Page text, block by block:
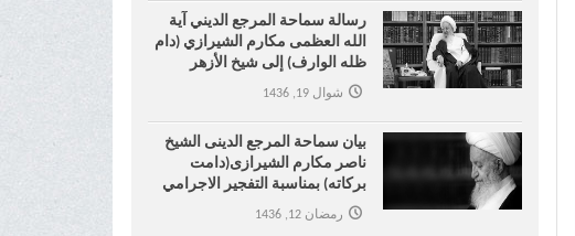
رسالة سماحة المرجع الديني آية
الله العظمى مكارم الشيرازي (دام
ظله الوارف) إلى شيخ الأزهر
شوال 19, 1436
بیان سماحة المرجع الدینی الشیخ
ناصر مکارم الشیرازی(دامت
برکاته) بمناسبة التفجیر الاجرامي
في مسجد الإمام الصادق في
الکویت
رمضان 12, 1436